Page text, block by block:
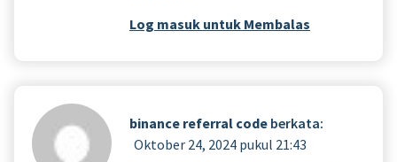
Log masuk untuk Membalas
binance referral code berkata:
Oktober 24, 2024 pukul 21:43